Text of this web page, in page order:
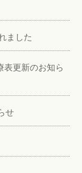
ました
更新のお知ら
せ